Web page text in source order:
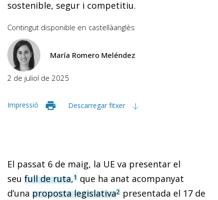
sostenible, segur i competitiu.
Contingut disponible en castellàanglès
María Romero Meléndez
2 de juliol de 2025
Impressió Descarregar fitxer
El passat 6 de maig, la UE va presentar el
seu full de ruta,1 que ha anat acompanyat
d’una proposta legislativa2 presentada el 17 de